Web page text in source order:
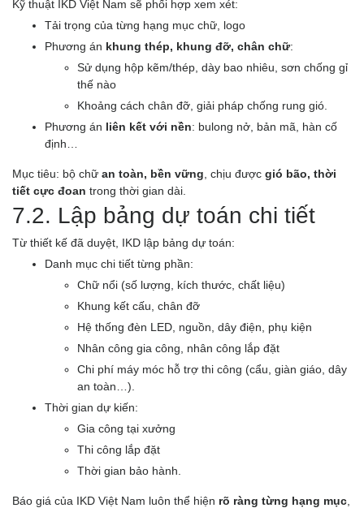
Kỹ thuật IKD Việt Nam sẽ phối hợp xem xét:
Tải trọng của từng hạng mục chữ, logo
Phương án khung thép, khung đỡ, chân chữ:
Sử dụng hộp kẽm/thép, dày bao nhiêu, sơn chống gỉ
thế nào
Khoảng cách chân đỡ, giải pháp chống rung gió.
Phương án liên kết với nền: bulong nở, bản mã, hàn cố
định…
Mục tiêu: bộ chữ an toàn, bền vững , chịu được gió bão, thời
tiết cực đoan trong thời gian dài.
7.2. Lập bảng dự toán chi tiết
Từ thiết kế đã duyệt, IKD lập bảng dự toán:
Danh mục chi tiết từng phần:
Chữ nổi (số lượng, kích thước, chất liệu)
Khung kết cấu, chân đỡ
Hệ thống đèn LED, nguồn, dây điện, phụ kiện
Nhân công gia công, nhân công lắp đặt
Chi phí máy móc hỗ trợ thi công (cẩu, giàn giáo, dây
an toàn…).
Thời gian dự kiến:
Gia công tại xưởng
Thi công lắp đặt
Thời gian bảo hành.
Báo giá của IKD Việt Nam luôn thể hiện rõ ràng từng hạng mục